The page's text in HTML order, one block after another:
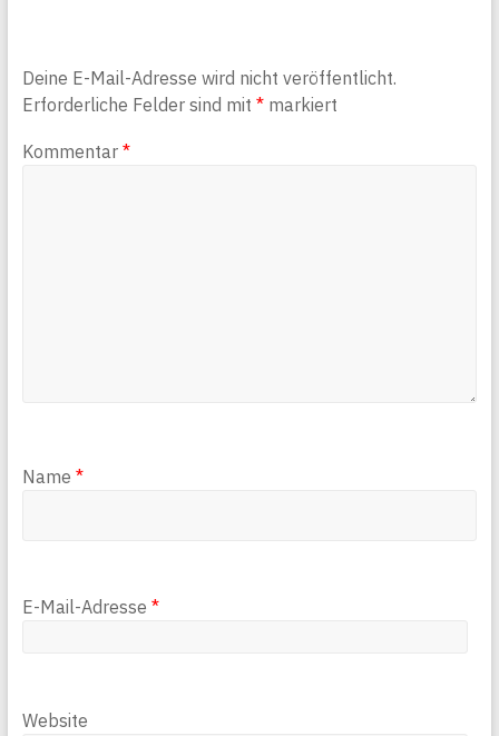
Deine E-Mail-Adresse wird nicht veröffentlicht.
Erforderliche Felder sind mit *markiert
Kommentar *
Name *
E-Mail-Adresse *
Website